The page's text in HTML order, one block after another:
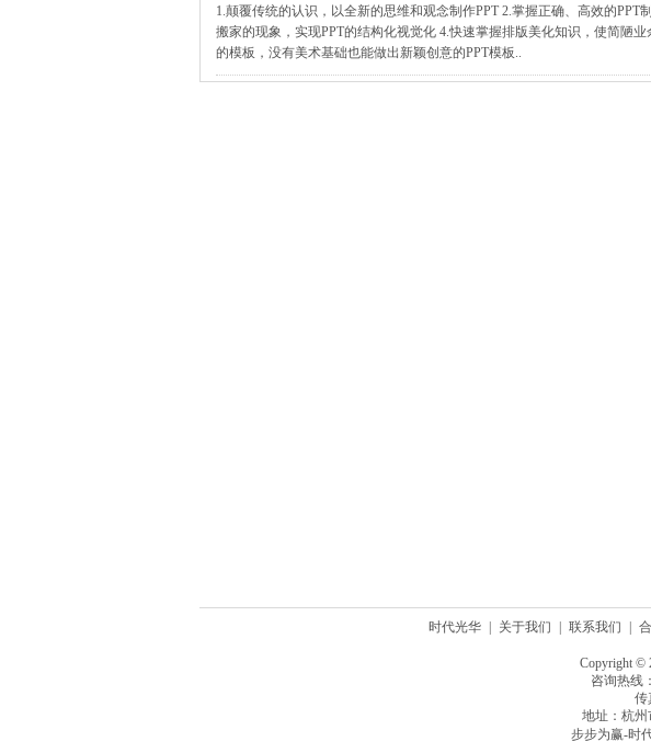
1.颠覆传统的认识，以全新的思维和观念制作PPT 2.掌握正确、高效的
搬家的现象，实现PPT的结构化视觉化 4.快速掌握排版美化知识，使简陋
的模板，没有美术基础也能做出新颖创意的PPT模板..
时代光华 关于我们 联系我们
Copyright ©
咨询热线
传
地址：杭州
步步为赢-时